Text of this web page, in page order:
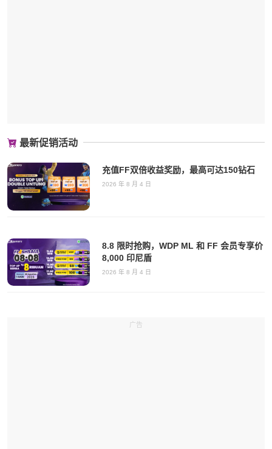
最新促销活动
充值FF双倍收益奖励，最高可达150钻石
2026 年 8 月 4 日
8.8 限时抢购，WDP ML 和 FF 会员专享价
8,000 印尼盾
2026 年 8 月 4 日
广告